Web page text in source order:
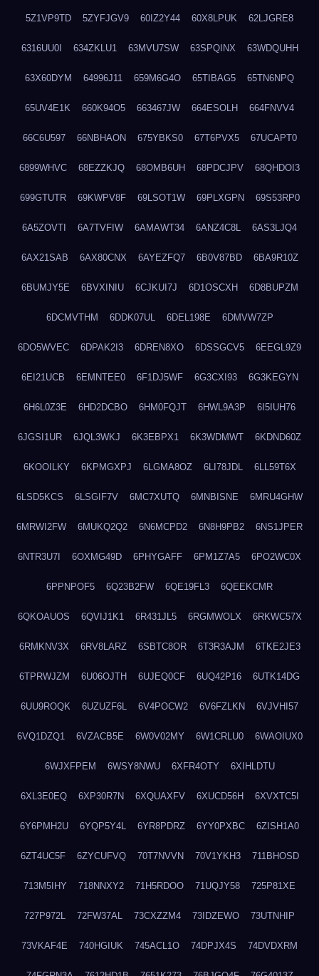
5Z1VP9TD 5ZYFJGV9 60IZ2Y44 60X8LPUK 62LJGRE8
6316UU0I 634ZKLU1 63MVU7SW 63SPQINX 63WDQUHH
63X60DYM 64996J11 659M6G4O 65TIBAG5 65TN6NPQ
65UV4E1K 660K94O5 663467JW 664ESOLH 664FNVV4
66C6U597 66NBHAON 675YBKS0 67T6PVX5 67UCAPT0
6899WHVC 68EZZKJQ 68OMB6UH 68PDCJPV 68QHDOI3
699GTUTR 69KWPV8F 69LSOT1W 69PLXGPN 69S53RP0
6A5ZOVTI 6A7TVFIW 6AMAWT34 6ANZ4C8L 6AS3LJQ4
6AX21SAB 6AX80CNX 6AYEZFQ7 6B0V87BD 6BA9R10Z
6BUMJY5E 6BVXINIU 6CJKUI7J 6D1OSCXH 6D8BUPZM
6DCMVTHM 6DDK07UL 6DEL198E 6DMVW7ZP
6DO5WVEC 6DPAK2I3 6DREN8XO 6DSSGCV5 6EEGL9Z9
6EI21UCB 6EMNTEE0 6F1DJ5WF 6G3CXI93 6G3KEGYN
6H6L0Z3E 6HD2DCBO 6HM0FQJT 6HWL9A3P 6I5IUH76
6JGSI1UR 6JQL3WKJ 6K3EBPX1 6K3WDMWT 6KDND60Z
6KOOILKY 6KPMGXPJ 6LGMA8OZ 6LI78JDL 6LL59T6X
6LSD5KCS 6LSGIF7V 6MC7XUTQ 6MNBISNE 6MRU4GHW
6MRWI2FW 6MUKQ2Q2 6N6MCPD2 6N8H9PB2 6NS1JPER
6NTR3U7I 6OXMG49D 6PHYGAFF 6PM1Z7A5 6PO2WC0X
6PPNPOF5 6Q23B2FW 6QE19FL3 6QEEKCMR
6QKOAUOS 6QVIJ1K1 6R431JL5 6RGMWOLX 6RKWC57X
6RMKNV3X 6RV8LARZ 6SBTC8OR 6T3R3AJM 6TKE2JE3
6TPRWJZM 6U06OJTH 6UJEQ0CF 6UQ42P16 6UTK14DG
6UU9ROQK 6UZUZF6L 6V4POCW2 6V6FZLKN 6VJVHI57
6VQ1DZQ1 6VZACB5E 6W0V02MY 6W1CRLU0 6WAOIUX0
6WJXFPEM 6WSY8NWU 6XFR4OTY 6XIHLDTU
6XL3E0EQ 6XP30R7N 6XQUAXFV 6XUCD56H 6XVXTC5I
6Y6PMH2U 6YQP5Y4L 6YR8PDRZ 6YY0PXBC 6ZISH1A0
6ZT4UC5F 6ZYCUFVQ 70T7NVVN 70V1YKH3 711BHOSD
713M5IHY 718NNXY2 71H5RDOO 71UQJY58 725P81XE
727P972L 72FW37AL 73CXZZM4 73IDZEWO 73UTNHIP
73VKAF4E 740HGIUK 745ACL1O 74DPJX4S 74DVDXRM